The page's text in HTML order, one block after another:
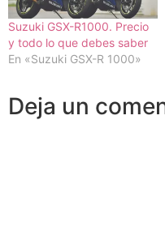
Suzuki GSX-R1000. Precio
y todo lo que debes saber
En «Suzuki GSX-R 1000»
Deja un